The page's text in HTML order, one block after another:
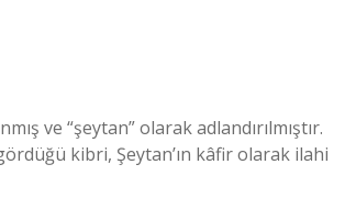
ve “şeytan” olarak adlandırılmıştır.
kibri, Şeytan’ın kâfir olarak ilahi